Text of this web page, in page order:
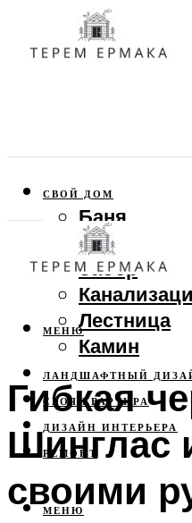
СВОЙ ДОМ
Баня
Веранда
Забор
Лестница
Камин
ЛАНДШАФТНЫЙ
СВОЯ КВАРТИРА
ДИЗАЙН ИНТЕРЬЕРА
РЕМОНТ
МЕНЮ
МЕНЮ
Гибкая
Шинглас
своими